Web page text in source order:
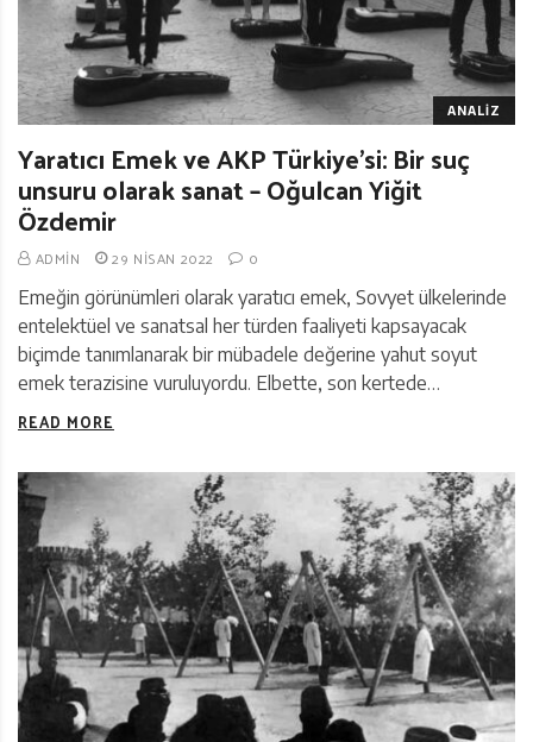
ANALIZ
Yaratıcı Emek ve AKP Türkiye’si: Bir suç
unsuru olarak sanat – Oğulcan Yiğit
Özdemir
ADMIN 29 NISAN 2022 0
Emeğin görünümleri olarak yaratıcı emek, Sovyet ülkelerinde
entelektüel ve sanatsal her türden faaliyeti kapsayacak
biçimde tanımlanarak bir mübadele değerine yahut soyut
emek terazisine vuruluyordu. Elbette, son kertede…
READ MORE